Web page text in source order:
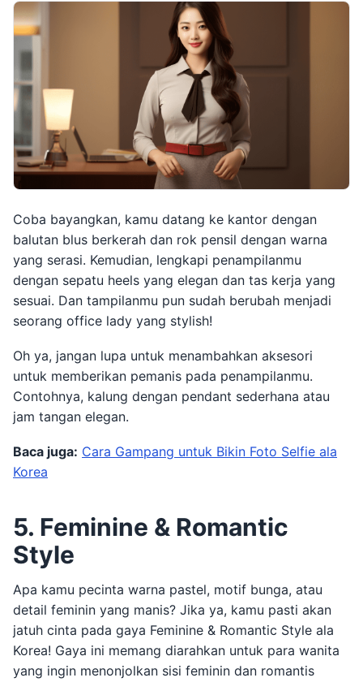
Coba bayangkan, kamu datang ke kantor dengan
balutan blus berkerah dan rok pensil dengan warna
yang serasi. Kemudian, lengkapi penampilanmu
dengan sepatu heels yang elegan dan tas kerja yang
sesuai. Dan tampilanmu pun sudah berubah menjadi
seorang office lady yang stylish!
Oh ya, jangan lupa untuk menambahkan aksesori
untuk memberikan pemanis pada penampilanmu.
Contohnya, kalung dengan pendant sederhana atau
jam tangan elegan.
Baca juga: Cara Gampang untuk Bikin Foto Selfie ala
Korea
5. Feminine & Romantic
Style
Apa kamu pecinta warna pastel, motif bunga, atau
detail feminin yang manis? Jika ya, kamu pasti akan
jatuh cinta pada gaya Feminine & Romantic Style ala
Korea! Gaya ini memang diarahkan untuk para wanita
yang ingin menonjolkan sisi feminin dan romantis